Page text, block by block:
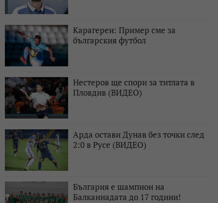
Карагерен: Пример сме за
българския футбол
Нестеров ще спори за титлата в
Пловдив (ВИДЕО)
Арда остави Дунав без точки след
2:0 в Русе (ВИДЕО)
България е шампион на
Балканиадата до 17 години!